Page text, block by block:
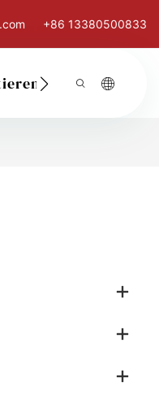
+86 13380500833
Sie Uns